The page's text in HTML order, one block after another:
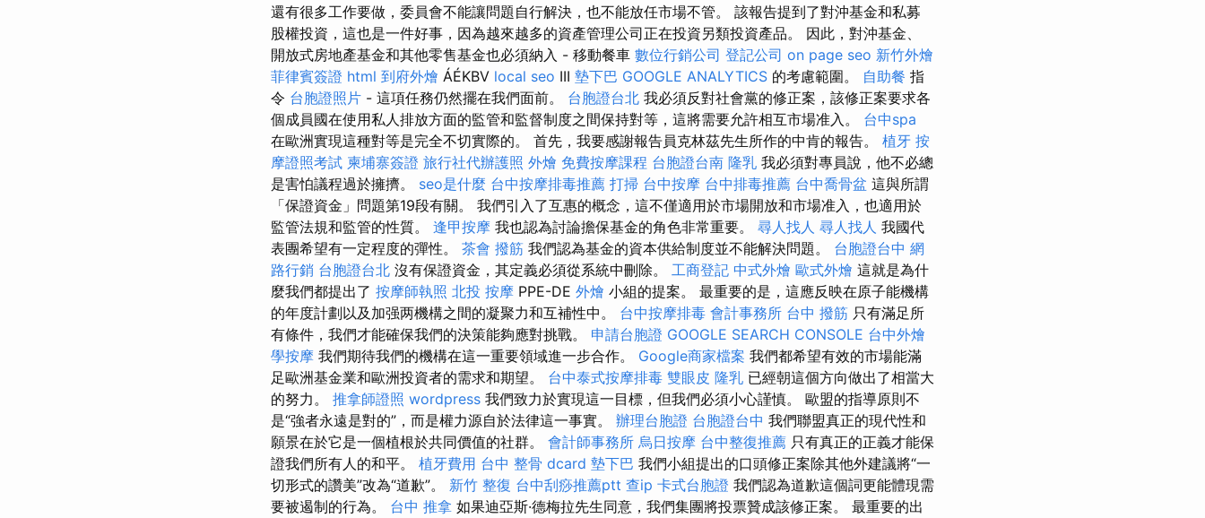
還有很多工作要做，委員會不能讓問題自行解決，也不能放任市場不管。 該報告提到了對沖基金和私募
股權投資，這也是一件好事，因為越來越多的資產管理公司正在投資另類投資產品。 因此，對沖基金、
開放式房地產基金和其他零售基金也必須納入 - 移動餐車 數位行銷公司 登記公司 on page seo 新竹外燴
菲律賓簽證 html 到府外燴 ÁÉKBV local seo III 墊下巴 GOOGLE ANALYTICS 的考慮範圍。 自助餐 指
令 台胞證照片 - 這項任務仍然擺在我們面前。 台胞證台北 我必須反對社會黨的修正案，該修正案要求各
個成員國在使用私人排放方面的監管和監督制度之間保持對等，這將需要允許相互市場准入。 台中spa
在歐洲實現這種對等是完全不切實際的。 首先，我要感謝報告員克林茲先生所作的中肯的報告。 植牙 按
摩證照考試 柬埔寨簽證 旅行社代辦護照 外燴 免費按摩課程 台胞證台南 隆乳 我必須對專員說，他不必總
是害怕議程過於擁擠。 seo是什麼 台中按摩排毒推薦 打掃 台中按摩 台中排毒推薦 台中喬骨盆 這與所謂
「保證資金」問題第19段有關。 我們引入了互惠的概念，這不僅適用於市場開放和市場准入，也適用於
監管法規和監管的性質。 逢甲按摩 我也認為討論擔保基金的角色非常重要。 尋人找人 尋人找人 我國代
表團希望有一定程度的彈性。 茶會 撥筋 我們認為基金的資本供給制度並不能解決問題。 台胞證台中 網
路行銷 台胞證台北 沒有保證資金，其定義必須從系統中刪除。 工商登記 中式外燴 歐式外燴 這就是為什
麼我們都提出了 按摩師執照 北投 按摩 PPE-DE 外燴 小組的提案。 最重要的是，這應反映在原子能機構
的年度計劃以及加强两機構之間的凝聚力和互補性中。 台中按摩排毒 會計事務所 台中 撥筋 只有滿足所
有條件，我們才能確保我們的決策能夠應對挑戰。 申請台胞證 GOOGLE SEARCH CONSOLE 台中外燴
學按摩 我們期待我們的機構在這一重要領域進一步合作。 Google商家檔案 我們都希望有效的市場能滿
足歐洲基金業和歐洲投資者的需求和期望。 台中泰式按摩排毒 雙眼皮 隆乳 已經朝這個方向做出了相當大
的努力。 推拿師證照 wordpress 我們致力於實現這一目標，但我們必須小心謹慎。 歐盟的指導原則不
是“強者永遠是對的”，而是權力源自於法律這一事實。 辦理台胞證 台胞證台中 我們聯盟真正的現代性和
願景在於它是一個植根於共同價值的社群。 會計師事務所 烏日按摩 台中整復推薦 只有真正的正義才能保
證我們所有人的和平。 植牙費用 台中 整骨 dcard 墊下巴 我們小組提出的口頭修正案除其他外建議將“一
切形式的讚美”改為“道歉”。 新竹 整復 台中刮痧推薦ptt 查ip 卡式台胞證 我們認為道歉這個詞更能體現需
要被遏制的行為。 台中 推拿 如果迪亞斯·德梅拉先生同意，我們集團將投票贊成該修正案。 最重要的出